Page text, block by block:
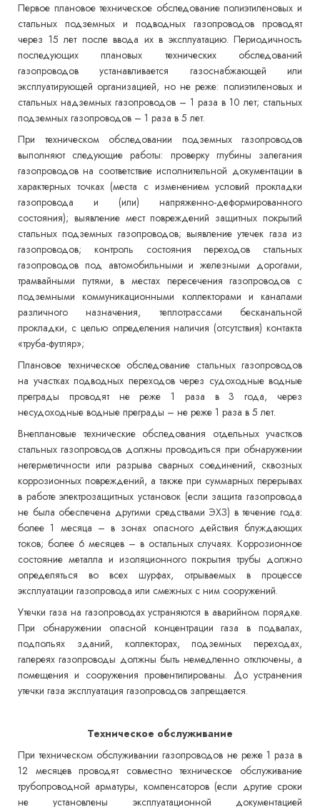
Первое плановое техническое обследование полиэтиленовых и
стальных подземных и подводных газопроводов проводят
через 15 лет после ввода их в эксплуатацию. Периодичность
последующих плановых технических обследований
газопроводов устанавливается газоснабжающей или
эксплуатирующей организацией, но не реже: полиэтиленовых и
стальных надземных газопроводов – 1 раза в 10 лет; стальных
подземных газопроводов – 1 раза в 5 лет.
При техническом обследовании подземных газопроводов
выполняют следующие работы: проверку глубины залегания
газопроводов на соответствие исполнительной документации в
характерных точках (места с изменением условий прокладки
газопровода и (или) напряженно-деформированного
состояния); выявление мест повреждений защитных покрытий
стальных подземных газопроводов; выявление утечек газа из
газопроводов; контроль состояния переходов стальных
газопроводов под автомобильными и железными дорогами,
трамвайными путями, в местах пересечения газопроводов с
подземными коммуникационными коллекторами и каналами
различного назначения, теплотрассами бесканальной
прокладки, с целью определения наличия (отсутствия) контакта
«труба-футляр»;
Плановое техническое обследование стальных газопроводов
на участках подводных переходов через судоходные водные
преграды проводят не реже 1 раза в 3 года, через
несудоходные водные преграды – не реже 1 раза в 5 лет.
Внеплановые технические обследования отдельных участков
стальных газопроводов должны проводиться при обнаружении
негерметичности или разрыва сварных соединений, сквозных
коррозионных повреждений, а также при суммарных перерывах
в работе электрозащитных установок (если защита газопровода
не была обеспечена другими средствами ЭХЗ) в течение года:
более 1 месяца – в зонах опасного действия блуждающих
токов; более 6 месяцев – в остальных случаях. Коррозионное
состояние металла и изоляционного покрытия трубы должно
определяться во всех шурфах, отрываемых в процессе
эксплуатации газопровода или смежных с ним сооружений.
Утечки газа на газопроводах устраняются в аварийном порядке.
При обнаружении опасной концентрации газа в подвалах,
подпольях зданий, коллекторах, подземных переходах,
галереях газопроводы должны быть немедленно отключены, а
помещения и сооружения провентилированы. До устранения
утечки газа эксплуатация газопроводов запрещается.
Техническое обслуживание
При техническом обслуживании газопроводов не реже 1 раза в
12 месяцев проводят совместно техническое обслуживание
трубопроводной арматуры, компенсаторов (если другие сроки
не установлены эксплуатационной документацией